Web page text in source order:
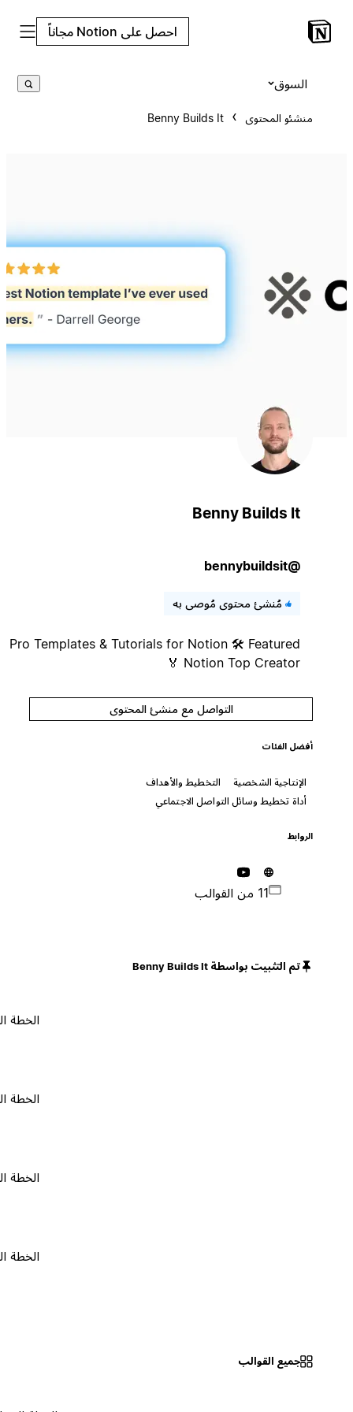
احصل على Notion مجاناً
منشئو المحتوى Benny Builds It
Benny Builds It
مُنشئ محتوى مُوصى به
Pro Templates & Tutorials for Notion 🛠️ Featured
Notion Top Creator 🏅
التواصل مع منشئ المحتوى
أفضل الفئات
الإنتاجية الشخصية
التخطيط والأهداف
أداة تخطيط وسائل التواصل الاجتماعي
تم التثبيت بواسطة Benny Builds It
الخطة المجانية
الخطة المجانية
الخطة المجانية
الخطة المجانية
جميع القوالب